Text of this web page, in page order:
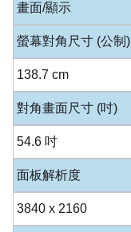
畫面/顯示
螢幕對角尺寸 (公制)
138.7 cm
對角畫面尺寸 (吋)
54.6 吋
面板解析度
3840 x 2160